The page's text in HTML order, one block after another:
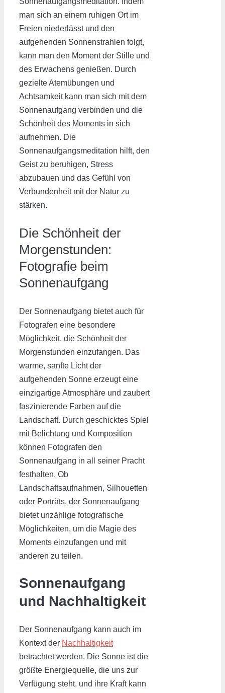
man sich an einem ruhigen Ort im
Freien niederlässt und den
aufgehenden Sonnenstrahlen folgt,
kann man den Moment der Stille und
des Erwachens genießen. Durch
gezielte Atemübungen und
Achtsamkeit kann man sich mit dem
Sonnenaufgang verbinden und die
Schönheit des Moments in sich
aufnehmen. Die
Sonnenaufgangsmeditation hilft, den
Geist zu beruhigen, Stress
abzubauen und das Gefühl von
Verbundenheit mit der Natur zu
stärken.
Die Schönheit der
Morgenstunden:
Fotografie beim
Sonnenaufgang
Der Sonnenaufgang bietet auch für
Fotografen eine besondere
Möglichkeit, die Schönheit der
Morgenstunden einzufangen. Das
warme, sanfte Licht der
aufgehenden Sonne erzeugt eine
einzigartige Atmosphäre und zaubert
faszinierende Farben auf die
Landschaft. Durch geschicktes Spiel
mit Belichtung und Komposition
können Fotografen den
Sonnenaufgang in all seiner Pracht
festhalten. Ob
Landschaftsaufnahmen, Silhouetten
oder Porträts, der Sonnenaufgang
bietet unzählige fotografische
Möglichkeiten, um die Magie des
Moments einzufangen und mit
anderen zu teilen.
Sonnenaufgang
und Nachhaltigkeit
Der Sonnenaufgang kann auch im
Kontext der Nachhaltigkeit
betrachtet werden. Die Sonne ist die
größte Energiequelle, die uns zur
Verfügung steht, und ihre Kraft kann